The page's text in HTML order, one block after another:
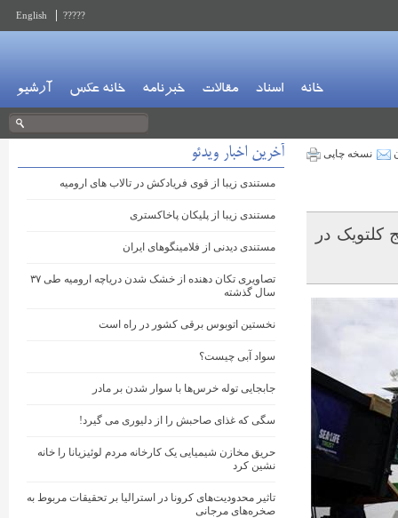
?????
English
خانه اسناد مقالات خبرنامه خانه عکس آرشیو
نسخه چاپی
خلیج کلتویک در
آخرین اخبار ویدئو
مستندی زیبا از قوی فریادکش در تالاب های ارومیه
مستندی زیبا از پلیکان پاخاکستری
مستندی دیدنی از فلامینگوهای ایران
تصاویری تکان دهنده از خشک شدن دریاچه ارومیه طی ۳۷
سال گذشته
نخستین اتوبوس برقی کشور در راه است
سواد آبی چیست؟
جابجایی توله خرس‌ها با سوار شدن بر مادر
سگی که غذای صاحبش را از دلیوری می گیرد!
حریق مخازن شیمیایی یک کارخانه مردم لوئیزیانا را خانه
نشین کرد
تاثیر محدودیت‌های کرونا در استرالیا بر تحقیقات مربوط به
صخره‌های مرجانی